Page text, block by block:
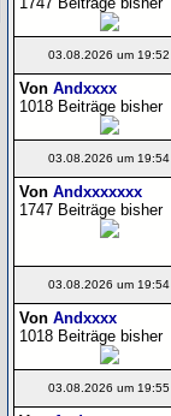
03.08.2026 um 19:52
Von Andxxxx
1018 Beiträge bisher
03.08.2026 um 19:54
Von Andxxxxxxx
1747 Beiträge bisher
03.08.2026 um 19:54
Von Andxxxx
1018 Beiträge bisher
03.08.2026 um 19:55